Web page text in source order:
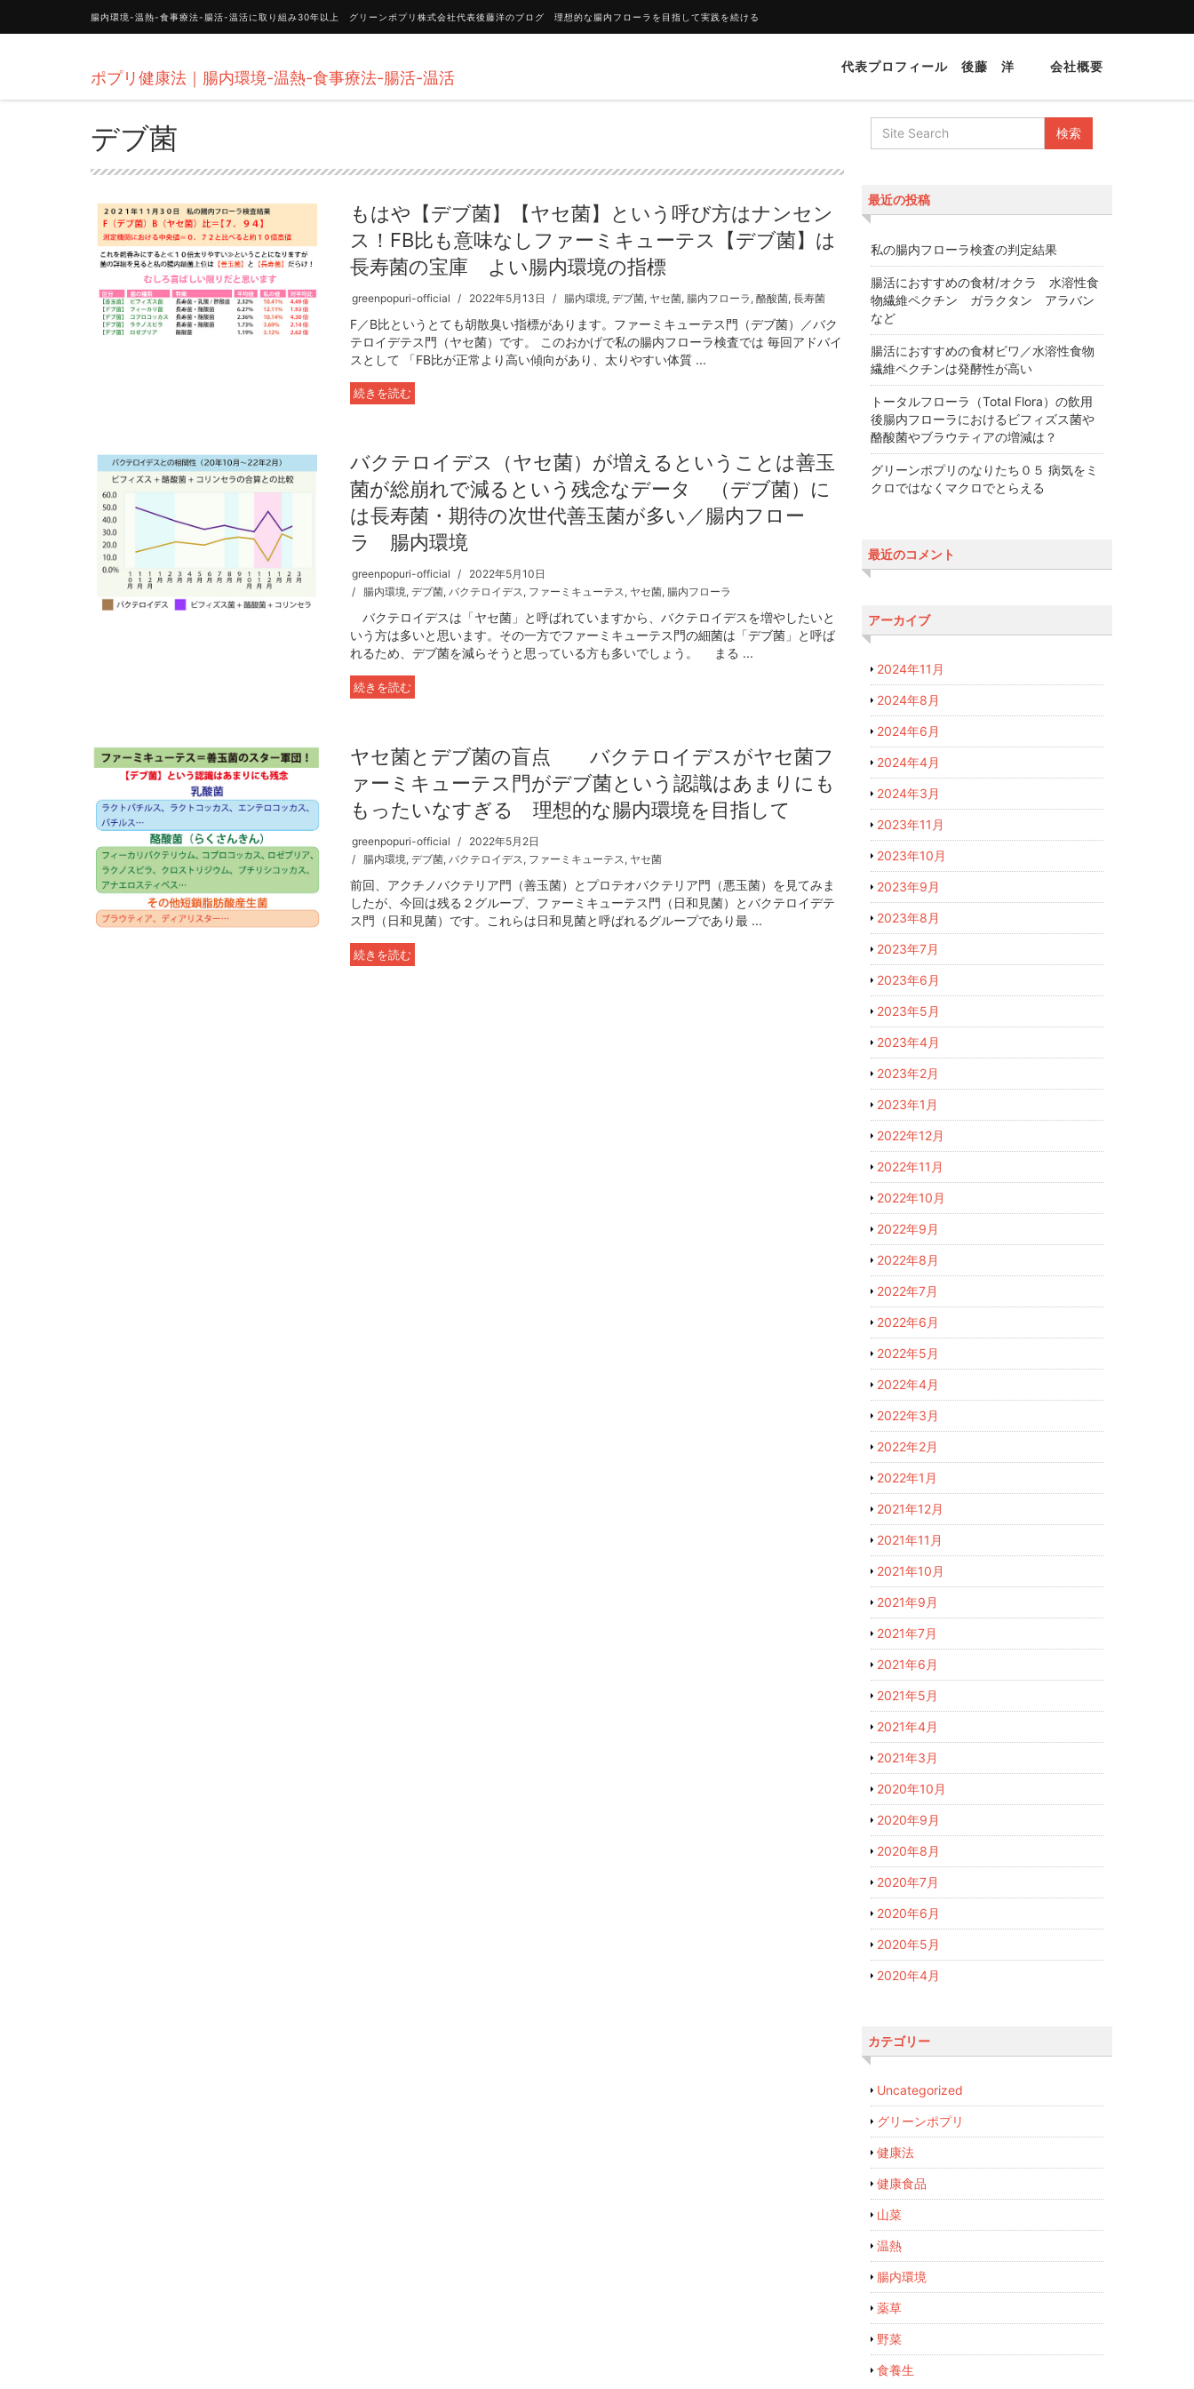
腸内環境-温熱-食事療法-腸活-温活に取り組み30年以上 グリーンポプリ株式会社代表後藤洋のブログ 理想的な腸内フローラを目指して実践を続ける
ポプリ健康法｜腸内環境-温熱-食事療法-腸活-温活
代表プロフィール 後藤 洋 会社概要
デブ菌
もはや【デブ菌】【ヤセ菌】という呼び方はナンセン
ス！FB比も意味なしファーミキューテス【デブ菌】は
長寿菌の宝庫 よい腸内環境の指標
greenpopuri-official 2022年5月13日 腸内環境,デブ菌, ヤセ菌, 腸内フローラ ,酪酸菌,長寿菌
F／B比というとても胡散臭い指標があります。ファーミキューテス門（デブ菌）／バク
テロイデテス門（ヤセ菌）です。 このおかげで私の腸内フローラ検査では 毎回アドバイ
スとして 「FB比が正常より高い傾向があり、太りやすい体質 ...
続きを読む
バクテロイデス（ヤセ菌）が増えるということは善玉
菌が総崩れで減るという残念なデータ （デブ菌）に
は長寿菌・期待の次世代善玉菌が多い／腸内フロー
ラ 腸内環境
greenpopuri-official
2022年5月10日
腸内環境,デブ菌,バクテロイデス, ファーミキューテス, ヤセ菌, 腸内フローラ
バクテロイデスは「ヤセ菌」と呼ばれていますから、バクテロイデスを増やしたいと
いう方は多いと思います。その一方でファーミキューテス門の細菌は「デブ菌」と呼ば
れるため、デブ菌を減らそうと思っている方も多いでしょう。 まる ...
続きを読む
ヤセ菌とデブ菌の盲点 バクテロイデスがヤセ菌フ
ァーミキューテス門がデブ菌という認識はあまりにも
もったいなすぎる 理想的な腸内環境を目指して
greenpopuri-official
2022年5月2日
腸内環境,デブ菌,バクテロイデス, ファーミキューテス, ヤセ菌
前回、アクチノバクテリア門（善玉菌）とプロテオバクテリア門（悪玉菌）を見てみま
したが、今回は残る２グループ、ファーミキューテス門（日和見菌）とバクテロイデテ
ス門（日和見菌）です。これらは日和見菌と呼ばれるグループであり最 ...
続きを読む
最近の投稿
私の腸内フローラ検査の判定結果
腸活におすすめの食材/オクラ 水溶性食
物繊維ペクチン ガラクタン アラバン
など
腸活におすすめの食材ビワ／水溶性食物
繊維ペクチンは発酵性が高い
トータルフローラ（Total Flora）の飲用
後腸内フローラにおけるビフィズス菌や
酪酸菌やブラウティアの増減は？
グリーンポプリのなりたち０５ 病気をミ
クロではなくマクロでとらえる
最近のコメント
アーカイブ
2024年11月
2024年8月
2024年6月
2024年4月
2024年3月
2023年11月
2023年10月
2023年9月
2023年8月
2023年7月
2023年6月
2023年5月
2023年4月
2023年2月
2023年1月
2022年12月
2022年11月
2022年10月
2022年9月
2022年8月
2022年7月
2022年6月
2022年5月
2022年4月
2022年3月
2022年2月
2022年1月
2021年12月
2021年11月
2021年10月
2021年9月
2021年7月
2021年6月
2021年5月
2021年4月
2021年3月
2020年10月
2020年9月
2020年8月
2020年7月
2020年6月
2020年5月
2020年4月
カテゴリー
Uncategorized
グリーンポプリ
健康法
健康食品
山菜
温熱
腸内環境
薬草
野菜
食養生